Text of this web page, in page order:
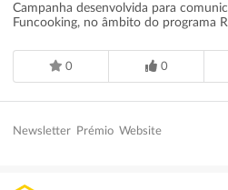
Campanha desenvolvida para
Funcooking, no âmbito do programa
0 0
Newsletter Prémio Website